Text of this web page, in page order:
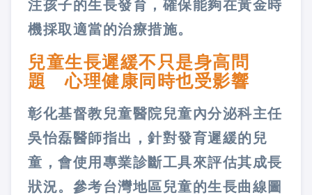
注孩子的生長發育，確保能夠在黃金時
機採取適當的治療措施。
兒童生長遲緩不只是身高問
題 心理健康同時也受影響
彰化基督教兒童醫院兒童內分泌科主任
吳怡磊醫師指出，針對發育遲緩的兒
童，會使用專業診斷工具來評估其成長
狀況。參考台灣地區兒童的生長曲線圖